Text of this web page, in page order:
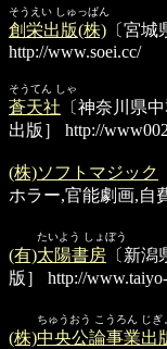
そうえい しゅっぱん
創栄出版(株) 〔宮
http://www.soei.cc/
そうてん しゃ
蒼天社 〔神奈川県
出版］
http://
(株)ソフトマジック
ホラー,官能劇画,自
たいよう しょぼう
(有)太陽書房 〔新
版］
http://
ちゅうおう こうろん じぎ
(株)中央公論事業出